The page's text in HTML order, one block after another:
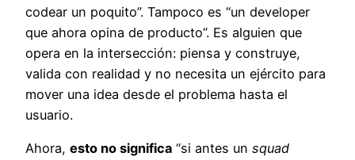
codear un poquito”. Tampoco es “un developer
que ahora opina de producto”. Es alguien que
opera en la intersección: piensa y construye,
valida con realidad y no necesita un ejército para
mover una idea desde el problema hasta el
usuario.
Ahora, esto no significa “si antes un squad